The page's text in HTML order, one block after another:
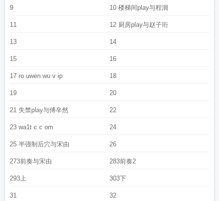
9 10 楼梯间play与程洄
11 12 厨房play与赵子珩
13 14
15 16
17 ro uwen wu v ip 18
19 20
21 失禁play与傅辛然 22
23 wa1t c c om 24
25 半强制后穴与宋由 26
273前奏与宋由 283前奏2
293上 303下
31 32